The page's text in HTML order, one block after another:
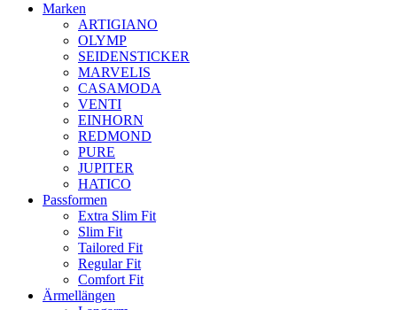
Marken
ARTIGIANO
OLYMP
SEIDENSTICKER
MARVELIS
CASAMODA
VENTI
EINHORN
REDMOND
PURE
JUPITER
HATICO
Passformen
Extra Slim Fit
Slim Fit
Tailored Fit
Regular Fit
Comfort Fit
Ärmellängen